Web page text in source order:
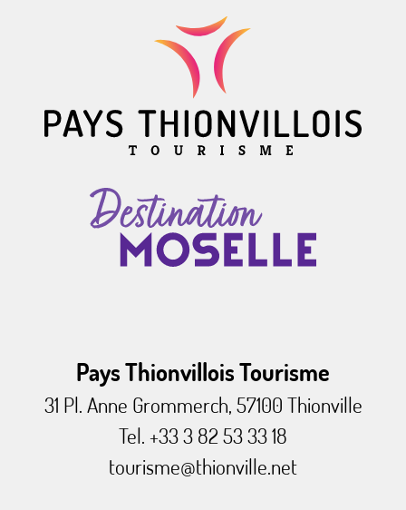
Pays Thionvillois Tourisme
31 Pl. Anne Grommerch, 57100 Thionville
Tel. +33 3 82 53 33 18
tourisme@thionville.net